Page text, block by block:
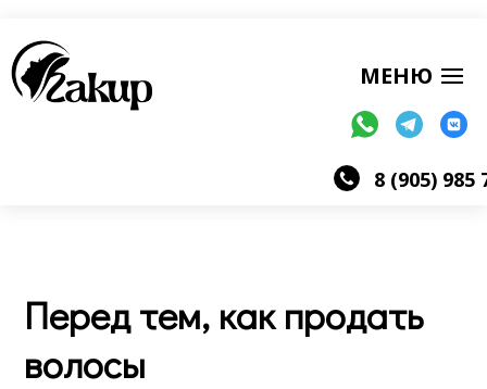
8 (905) 985
Перед тем, как продать
волосы